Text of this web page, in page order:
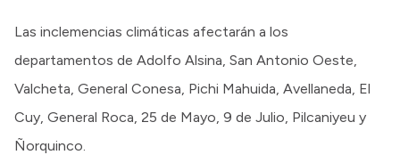
Las inclemencias climáticas afectarán a los
departamentos de Adolfo Alsina, San Antonio Oeste,
Valcheta, General Conesa, Pichi Mahuida, Avellaneda, El
Cuy, General Roca, 25 de Mayo, 9 de Julio, Pilcaniyeu y
Ñorquinco.